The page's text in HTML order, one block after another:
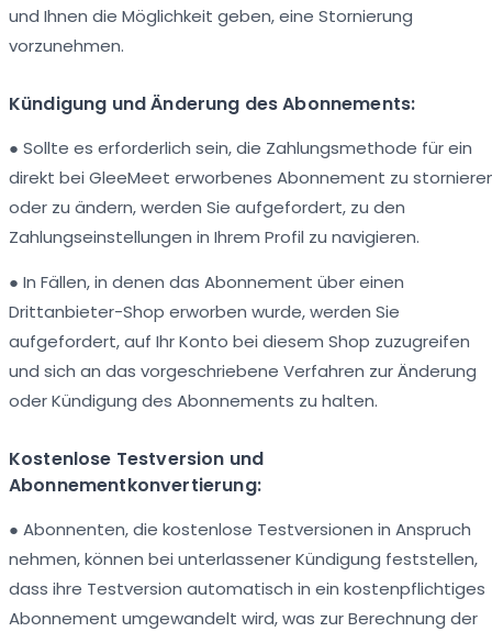
und Ihnen die Möglichkeit geben, eine Stornierung
vorzunehmen.
Kündigung und Änderung des Abonnements:
● Sollte es erforderlich sein, die Zahlungsmethode für ein
direkt bei GleeMeet erworbenes Abonnement zu
oder zu ändern, werden Sie aufgefordert, zu den
Zahlungseinstellungen in Ihrem Profil zu navigieren.
● In Fällen, in denen das Abonnement über einen
Drittanbieter-Shop erworben wurde, werden Sie
aufgefordert, auf Ihr Konto bei diesem Shop zuzugreifen
und sich an das vorgeschriebene Verfahren zur Änderung
oder Kündigung des Abonnements zu halten.
Kostenlose Testversion und
Abonnementkonvertierung:
● Abonnenten, die kostenlose Testversionen in Anspruch
nehmen, können bei unterlassener Kündigung feststellen,
dass ihre Testversion automatisch in ein kostenpflichtiges
Abonnement umgewandelt wird, was zur Berechnung der